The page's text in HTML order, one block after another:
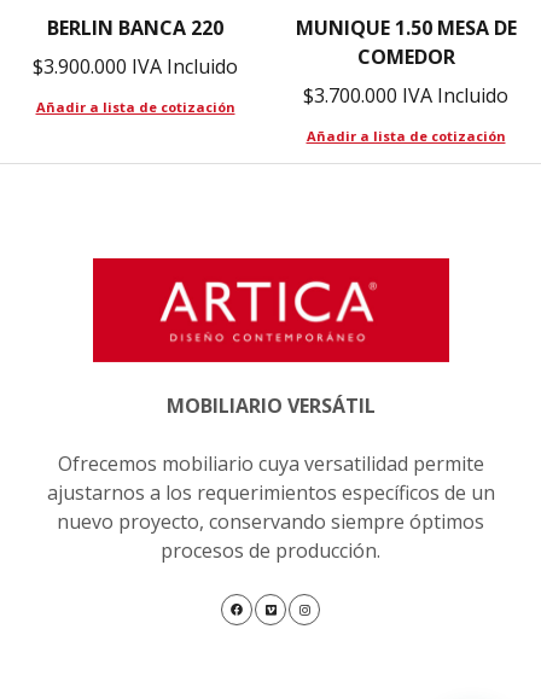
BERLIN BANCA 220
$3.900.000 IVA Incluido
Añadir a lista de cotización
MUNIQUE 1.50 MESA DE
COMEDOR
$3.700.000 IVA Incluido
Añadir a lista de cotización
MOBILIARIO VERSÁTIL
Ofrecemos mobiliario cuya versatilidad permite
ajustarnos a los requerimientos específicos de un
nuevo proyecto, conservando siempre óptimos
procesos de producción.